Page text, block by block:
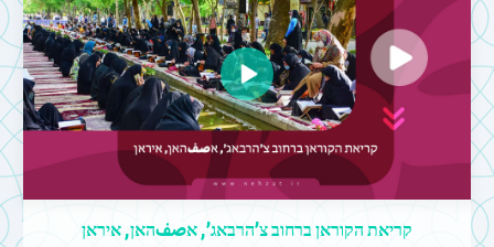
קריאת הקוראן ברחוב צ’הרבאג’, אصفהאן, איראן